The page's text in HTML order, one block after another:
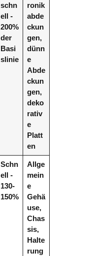
schn
ell -
200%
der
Basi
slinie
ronik
abde
ckun
gen,
dünn
e
Abde
ckun
gen,
deko
rativ
e
Platt
en
Schn
ell -
130-
150%
Allge
mein
e
Gehä
use,
Chas
sis,
Halte
rung